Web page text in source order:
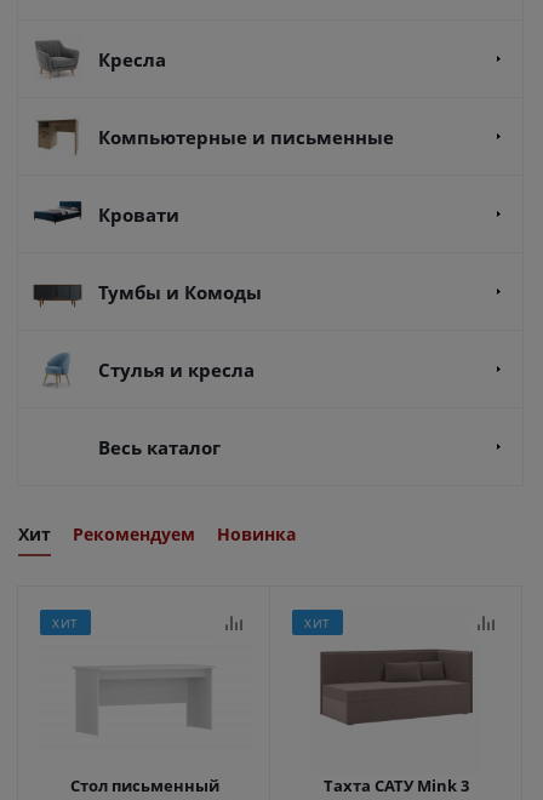
Кресла
Компьютерные и письменные
Кровати
Тумбы и Комоды
Стулья и кресла
Весь каталог
Хит Рекомендуем Новинка
ХИТ
Стол письменный
ХИТ
Тахта САТУ Mink 3